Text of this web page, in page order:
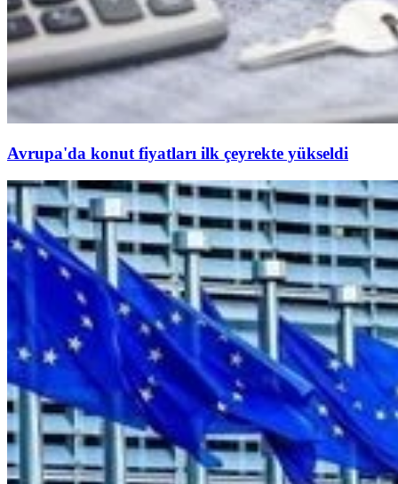
Avrupa'da konut fiyatları ilk çeyrekte yükseldi